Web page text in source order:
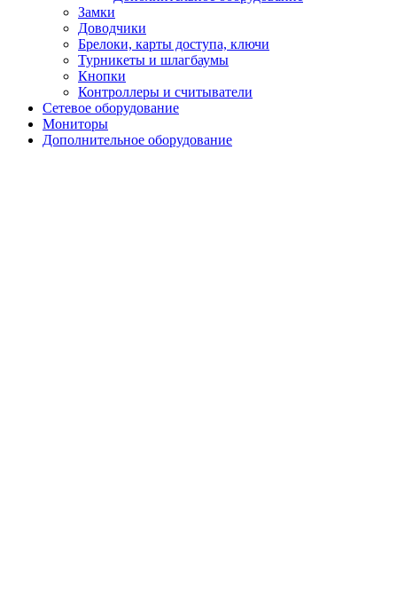
Замки
Доводчики
Брелоки, карты доступа, ключи
Турникеты и шлагбаумы
Кнопки
Контроллеры и считыватели
Сетевое оборудование
Мониторы
Дополнительное оборудование